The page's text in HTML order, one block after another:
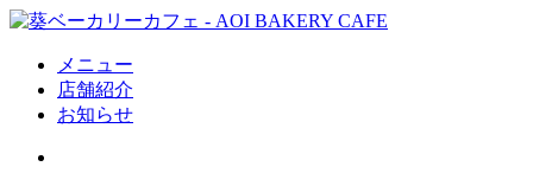
メニュー
店舗紹介
お知らせ